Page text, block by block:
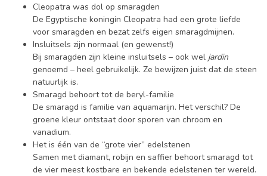
Cleopatra was dol op smaragden
De Egyptische koningin Cleopatra had een grote liefde
voor smaragden en bezat zelfs eigen smaragdmijnen.
Insluitsels zijn normaal (en gewenst!)
Bij smaragden zijn kleine insluitsels – ook wel jardin
genoemd – heel gebruikelijk. Ze bewijzen juist dat de steen
natuurlijk is.
Smaragd behoort tot de beryl-familie
De smaragd is familie van aquamarijn. Het verschil? De
groene kleur ontstaat door sporen van chroom en
vanadium.
Het is één van de “grote vier” edelstenen
Samen met diamant, robijn en saffier behoort smaragd tot
de vier meest kostbare en bekende edelstenen ter wereld.